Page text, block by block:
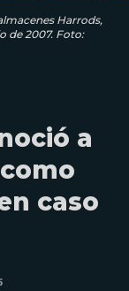
Harrods,
de 2007. Foto:
a
caso